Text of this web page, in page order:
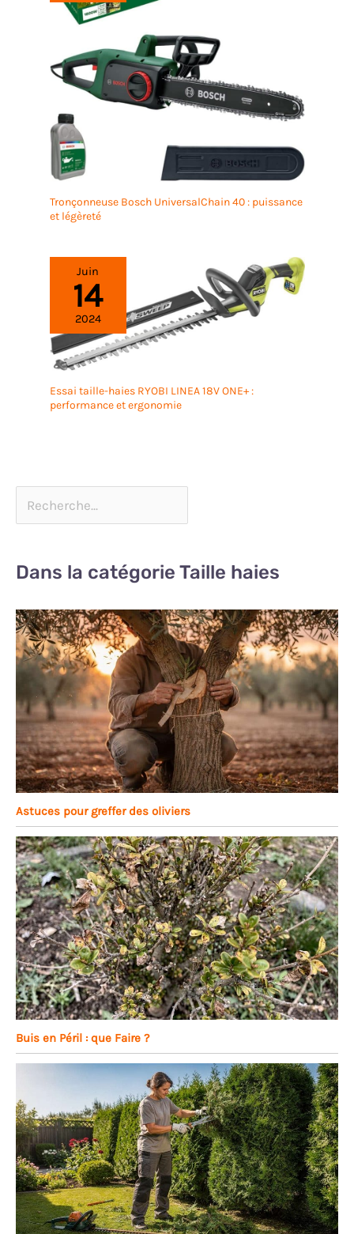
Tronçonneuse Bosch UniversalChain 40 : puissance
et légèreté
Juin
14
2024
Essai taille-haies RYOBI LINEA 18V ONE+ :
performance et ergonomie
Dans la catégorie Taille haies
Astuces pour greffer des oliviers
Buis en Péril : que Faire ?